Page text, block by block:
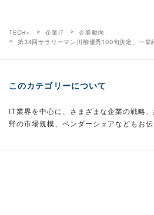
TECH+ 企業IT
企業動向
第34回サラリーマン川柳優秀100句決定、一挙
このカテゴリーについて
IT業界を中心に、さまざまな企業の戦略
野の市場規模、ベンダーシェアなどもお伝